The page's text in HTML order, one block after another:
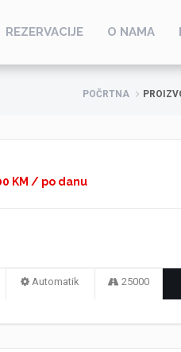
REZERVACIJE O NAMA
POČRTNA
KM / po danu
Automatik 25000